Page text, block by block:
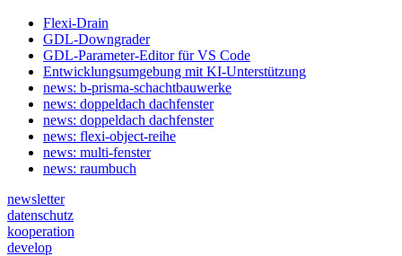
Flexi-Drain
GDL-Downgrader
GDL-Parameter-Editor für VS Code
Entwicklungsumgebung mit KI-Unterstützung
news: b-prisma-schachtbauwerke
news: doppeldach dachfenster
news: doppeldach dachfenster
news: flexi-object-reihe
news: multi-fenster
news: raumbuch
newsletter
datenschutz
kooperation
develop